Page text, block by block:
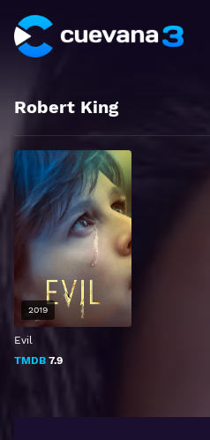
Robert King
Evil
TMDB 7.9
2019